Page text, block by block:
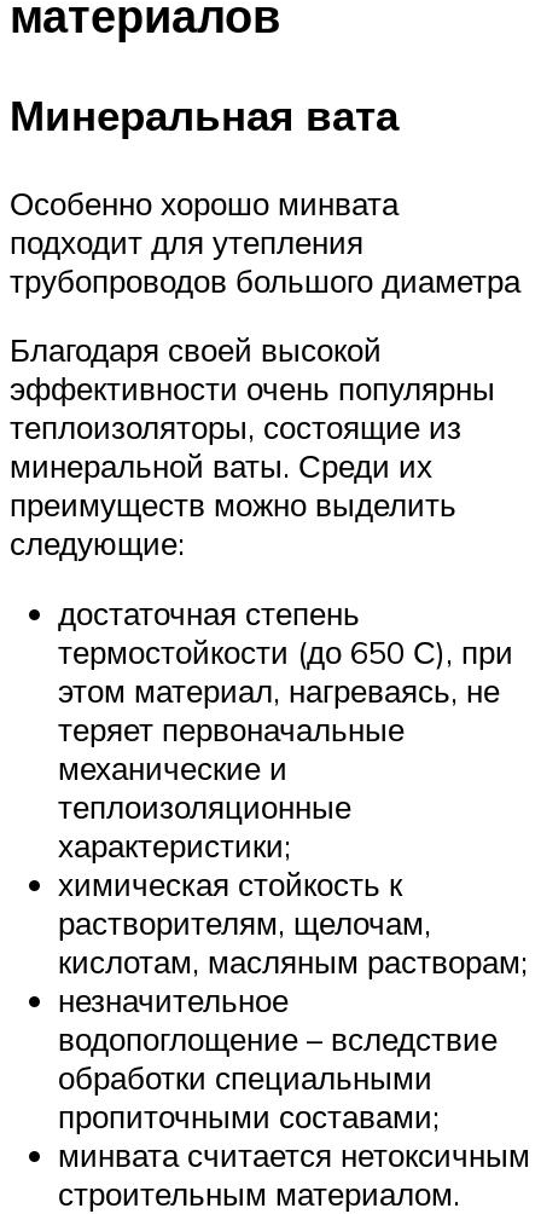
материалов
Минеральная вата
Особенно хорошо минвата
подходит для утепления
трубопроводов большого диаметра
Благодаря своей высокой
эффективности очень популярны
теплоизоляторы, состоящие из
минеральной ваты. Среди их
преимуществ можно выделить
следующие:
достаточная степень
термостойкости (до 650 С), при
этом материал, нагреваясь, не
теряет первоначальные
механические и
теплоизоляционные
характеристики;
химическая стойкость к
растворителям, щелочам,
кислотам, масляным растворам;
незначительное
водопоглощение – вследствие
обработки специальными
пропиточными составами;
минвата считается нетоксичным
строительным материалом.